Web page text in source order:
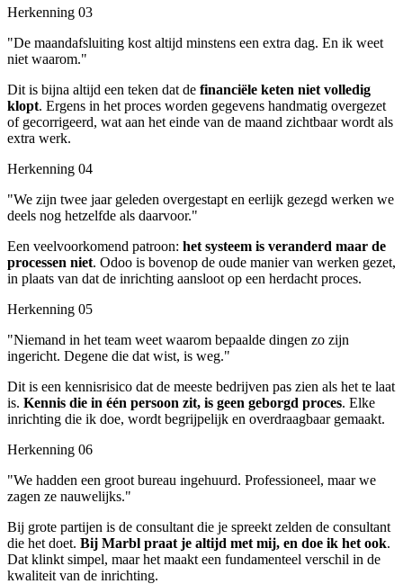
Herkenning 03
"De maandafsluiting kost altijd minstens een extra dag. En ik weet
niet waarom."
Dit is bijna altijd een teken dat de financiële keten niet volledig
klopt. Ergens in het proces worden gegevens handmatig overgezet
of gecorrigeerd, wat aan het einde van de maand zichtbaar wordt als
extra werk.
Herkenning 04
"We zijn twee jaar geleden overgestapt en eerlijk gezegd werken we
deels nog hetzelfde als daarvoor."
Een veelvoorkomend patroon: het systeem is veranderd maar de
processen niet. Odoo is bovenop de oude manier van werken gezet,
in plaats van dat de inrichting aansloot op een herdacht proces.
Herkenning 05
"Niemand in het team weet waarom bepaalde dingen zo zijn
ingericht. Degene die dat wist, is weg."
Dit is een kennisrisico dat de meeste bedrijven pas zien als het te laat
is. Kennis die in één persoon zit, is geen geborgd proces. Elke
inrichting die ik doe, wordt begrijpelijk en overdraagbaar gemaakt.
Herkenning 06
"We hadden een groot bureau ingehuurd. Professioneel, maar we
zagen ze nauwelijks."
Bij grote partijen is de consultant die je spreekt zelden de consultant
die het doet. Bij Marbl praat je altijd met mij, en doe ik het ook.
Dat klinkt simpel, maar het maakt een fundamenteel verschil in de
kwaliteit van de inrichting.